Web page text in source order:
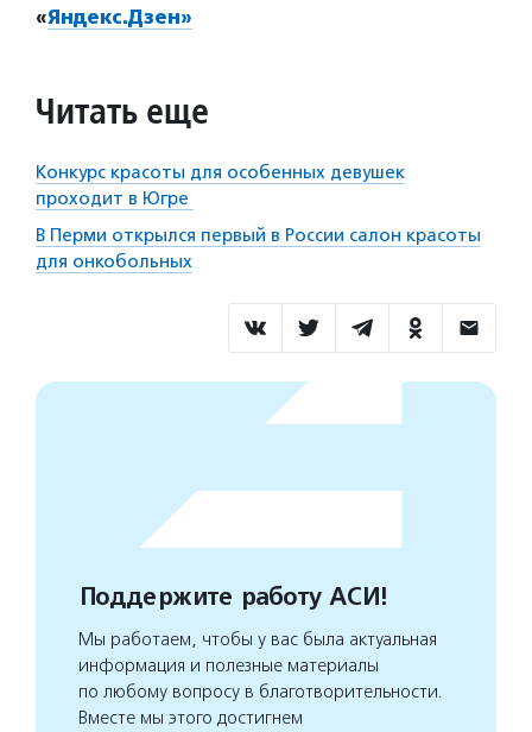
«Яндекс.Дзен»
Читать еще
Конкурс красоты для особенных девушек
проходит в Югре
В Перми открылся первый в России салон красоты
для онкобольных
Поддержите работу АСИ!
Мы работаем, чтобы у вас была актуальная
информация и полезные материалы
по любому вопросу в благотворительности.
Вместе мы этого достигнем